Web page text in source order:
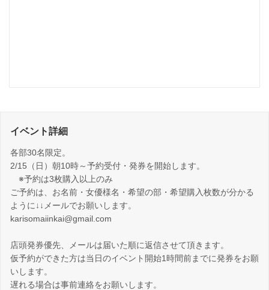
イベント詳細
各部30名限定。
2/15（日）朝10時～予約受付・発券を開始します。
※予約は3枚購入以上のみ
ご予約は、お名前・女優様名・希望の部・希望購入枚数が分かる
ように↓↓メールでお願いします。
karisomaiinkai@gmail.com
店頭発券優先、メールは届いた順に返信させて頂きます。
仮予約ができた方は当日のイベント開始1時間前までに発券をお願
いします。
遅れる場合は事前連絡をお願いします。